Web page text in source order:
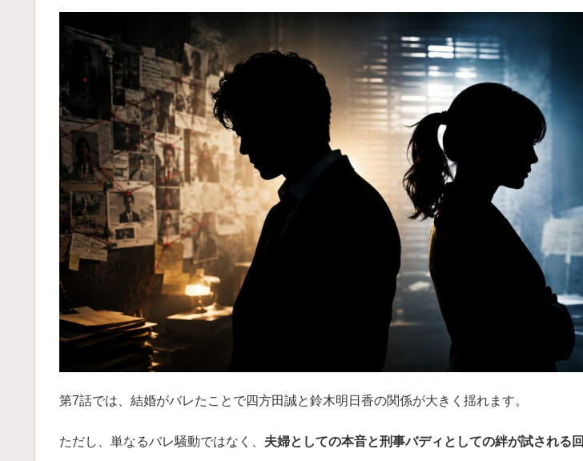
第7話では、結婚がバレたことで四方田誠と鈴木明日香の関係が大きく揺れます。
ただし、単なるバレ騒動ではなく、 夫婦としての本音と刑事バディとしての絆が試される回